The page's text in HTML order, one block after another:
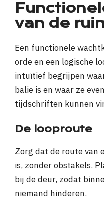
van de
Een functionele
orde en een logische
intuïtief begrijpen
balie is en waar ze
tijdschriften kunnen
De looproute
Zorg dat de route van
is, zonder obstakels.
bij de deur, zodat
niemand hinderen.